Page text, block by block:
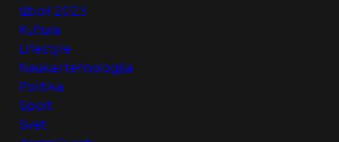
Izbori 2023
Kultura
Lifestyle
Nauka i tehnologija
Politika
Sport
Svet